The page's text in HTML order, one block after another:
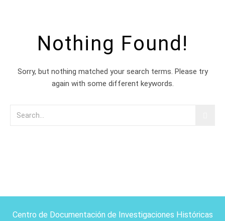
Nothing Found!
Sorry, but nothing matched your search terms. Please try
again with some different keywords.
Centro de Documentación de Investigaciones Históricas